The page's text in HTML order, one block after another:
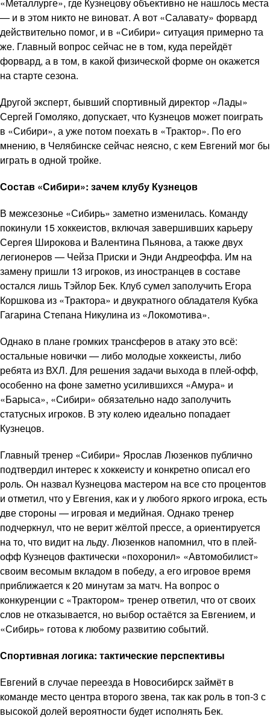
«Металлурге», где Кузнецову объективно не нашлось места
— и в этом никто не виноват. А вот «Салавату» форвард
действительно помог, и в «Сибири» ситуация примерно та
же. Главный вопрос сейчас не в том, куда перейдёт
форвард, а в том, в какой физической форме он окажется
на старте сезона.
Другой эксперт, бывший спортивный директор «Лады»
Сергей Гомоляко, допускает, что Кузнецов может поиграть
в «Сибири», а уже потом поехать в «Трактор». По его
мнению, в Челябинске сейчас неясно, с кем Евгений мог бы
играть в одной тройке.
Состав «Сибири»: зачем клубу Кузнецов
В межсезонье «Сибирь» заметно изменилась. Команду
покинули 15 хоккеистов, включая завершивших карьеру
Сергея Широкова и Валентина Пьянова, а также двух
легионеров — Чейза Приски и Энди Андреоффа. Им на
замену пришли 13 игроков, из иностранцев в составе
остался лишь Тэйлор Бек. Клуб сумел заполучить Егора
Коршкова из «Трактора» и двукратного обладателя Кубка
Гагарина Степана Никулина из «Локомотива».
Однако в плане громких трансферов в атаку это всё:
остальные новички — либо молодые хоккеисты, либо
ребята из ВХЛ. Для решения задачи выхода в плей-офф,
особенно на фоне заметно усилившихся «Амура» и
«Барыса», «Сибири» обязательно надо заполучить
статусных игроков. В эту колею идеально попадает
Кузнецов.
Главный тренер «Сибири» Ярослав Люзенков публично
подтвердил интерес к хоккеисту и конкретно описал его
роль. Он назвал Кузнецова мастером на все сто процентов
и отметил, что у Евгения, как и у любого яркого игрока, есть
две стороны — игровая и медийная. Однако тренер
подчеркнул, что не верит жёлтой прессе, а ориентируется
на то, что видит на льду. Люзенков напомнил, что в плей-
офф Кузнецов фактически «похоронил» «Автомобилист»
своим весомым вкладом в победу, а его игровое время
приближается к 20 минутам за матч. На вопрос о
конкуренции с «Трактором» тренер ответил, что от своих
слов не отказывается, но выбор остаётся за Евгением, и
«Сибирь» готова к любому развитию событий.
Спортивная логика: тактические перспективы
Евгений в случае переезда в Новосибирск займёт в
команде место центра второго звена, так как роль в топ-3 с
высокой долей вероятности будет исполнять Бек.